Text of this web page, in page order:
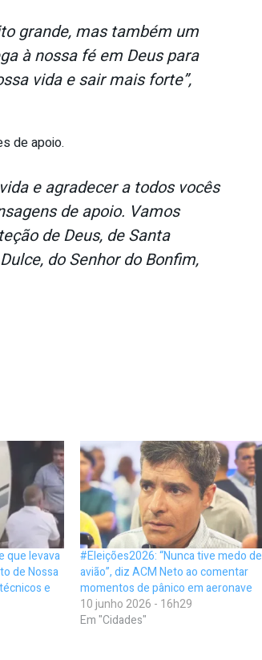
grande, mas também um
à nossa fé em Deus para
vida e sair mais forte”,
de apoio.
e agradecer a todos vocês
de apoio. Vamos
de Deus, de Santa
do Senhor do Bonfim,
que levava
de Nossa
e
#Eleições2026: “Nunca tive medo de
avião”, diz ACM Neto ao comentar
momentos de pânico em aeronave
10 junho 2026 - 16h29
Em "Cidades"